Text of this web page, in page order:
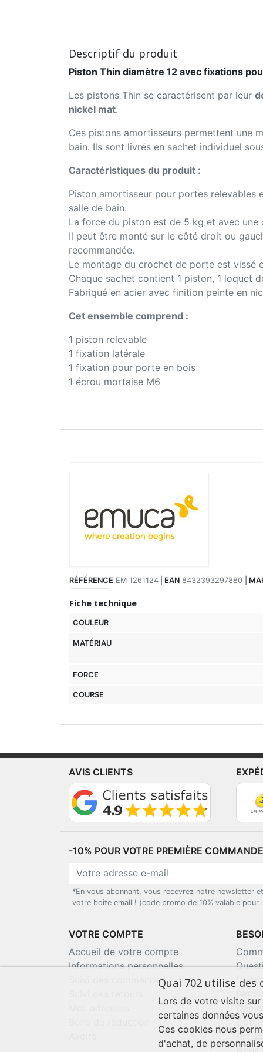
Descriptif du produit
Piston Thin diamètre 12 avec fixations
Les pistons Thin se caractérisent par leur
nickel mat.
Ces pistons amortisseurs permettent une
bain. Ils sont livrés en sachet individuel
Caractéristiques du produit :
Piston amortisseur pour portes relevables
salle de bain.
La force du piston est de 5 kg et avec une
Il peut être monté sur le côté droit ou
recommandée.
Le montage du crochet de porte est vissé
Chaque sachet contient 1 piston, 1 loquet
Fabriqué en acier avec finition peinte en
Cet ensemble comprend :
1 piston relevable
1 fixation latérale
1 fixation pour porte en bois
1 écrou mortaise M6
RÉFÉRENCE EM 1261124 EAN 8432393297880
Fiche technique
COULEUR
MATÉRIAU
FORCE
COURSE
AVIS CLIENTS
-10% POUR VOTRE PREMIÈRE
*En vous abonnant, vous recevrez notre newsletter
votre boîte email ! (code promo de 10% valable pour
VOTRE COMPTE
Accueil de votre compte
Informations personnelles
Suivi des commandesQuai 702 utilise des
Lors de votre visite
certaines données
Ces cookies nous
d'achat, de